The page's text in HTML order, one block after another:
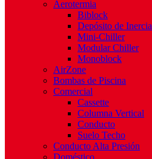
Aerotermia
Biblock
Depósito de Inercia
Mini-Chiller
Modular Chiller
Monoblock
AirZone
Bombas de Piscina
Comercial
Cassette
Columna Vertical
Conducto
Suelo Techo
Conducto Alta Presión
Doméstico